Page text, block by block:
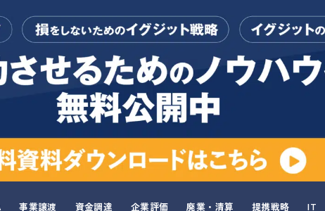
事業譲渡 資金調達 企業評価 廃業・清算 提携戦略 IT